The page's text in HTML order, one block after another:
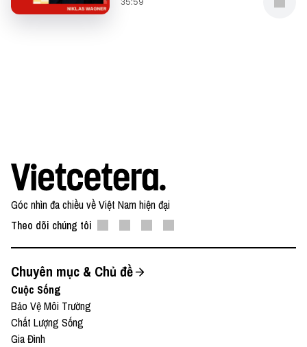
Góc nhìn đa chiều về Việt Nam hiện đại
Theo dõi chúng tôi
Chuyên mục & Chủ đề
Cuộc Sống
Bảo Vệ Môi Trường
Chất Lượng Sống
Gia Đình